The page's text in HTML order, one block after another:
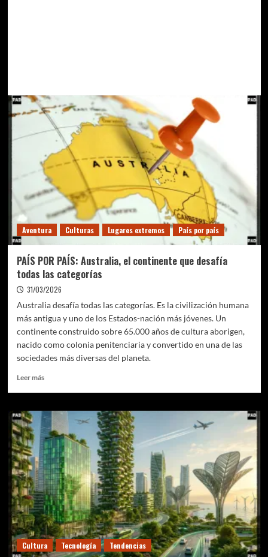
Aventura Culturas Lugares extremos País por país
PAÍS POR PAÍS: Australia, el continente que desafía
todas las categorías
31/03/2026
Australia desafía todas las categorías. Es la civilización humana
más antigua y uno de los Estados-nación más jóvenes. Un
continente construido sobre 65.000 años de cultura aborigen,
nacido como colonia penitenciaria y convertido en una de las
sociedades más diversas del planeta.
Leer másLeer
PAÍS
PAÍS:
Australia,
el
continente
que
desafía
todas
las
categorías
Cultura Tecnología Tendencias